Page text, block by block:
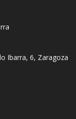
Ibarra, 6, Zaragoza